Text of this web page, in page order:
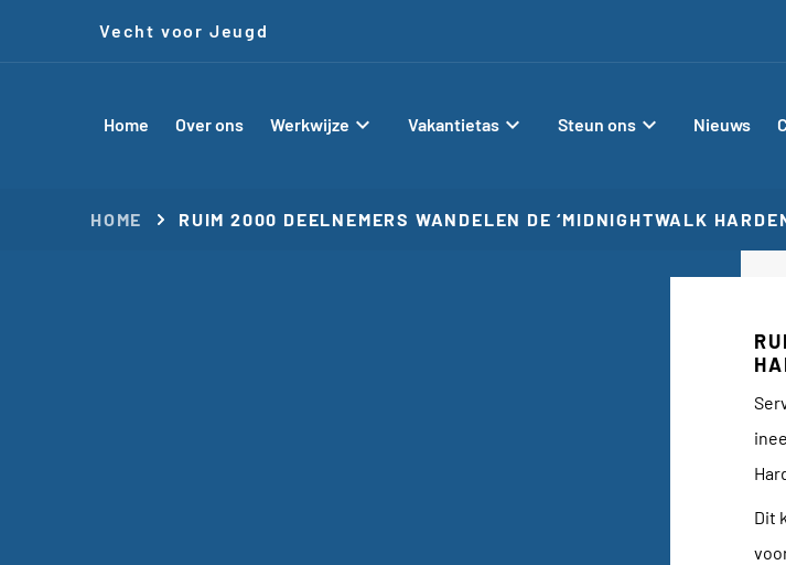
Vecht voor Jeugd
Home Over ons Werkwijze chevron_right Vakantietaschevron_right Steun onschevron_right Nieuws
HOME RUIM 2000 DEELNEMERS WANDELEN DE ‘MIDNIGHTWALK
Dit